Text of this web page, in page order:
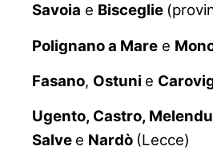
Savoia e Bisceglie
Polignano a Mare e
Fasano, Ostuni e
Ugento, Castro,
Salve e Nardò (Lecce)